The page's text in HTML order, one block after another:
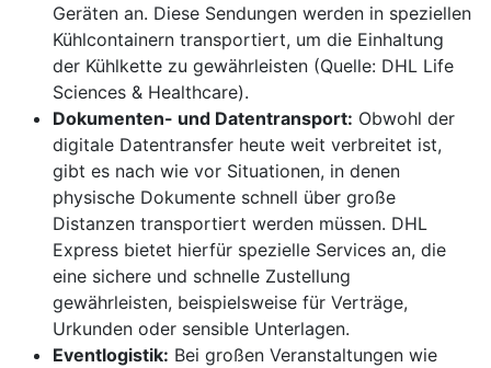
Geräten an. Diese Sendungen werden in speziellen
Kühlcontainern transportiert, um die Einhaltung
der Kühlkette zu gewährleisten (Quelle: DHL Life
Sciences & Healthcare).
Dokumenten- und Datentransport: Obwohl der
digitale Datentransfer heute weit verbreitet ist,
gibt es nach wie vor Situationen, in denen
physische Dokumente schnell über große
Distanzen transportiert werden müssen. DHL
Express bietet hierfür spezielle Services an, die
eine sichere und schnelle Zustellung
gewährleisten, beispielsweise für Verträge,
Urkunden oder sensible Unterlagen.
Eventlogistik: Bei großen Veranstaltungen wie